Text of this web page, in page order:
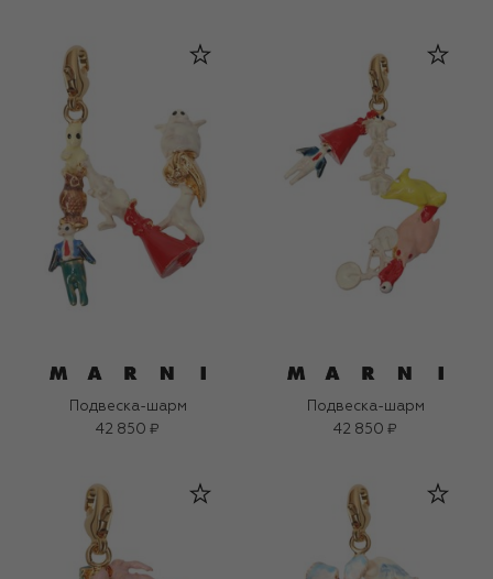
Подвеска-шарм
42 850 ₽
Подвеска-шарм
42 850 ₽